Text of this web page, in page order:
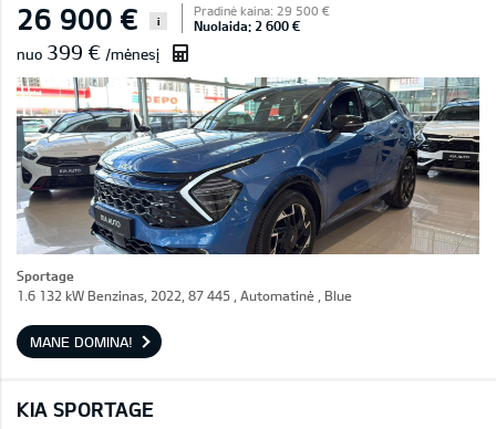
26 900 € i
Pradinė kaina: 29 500 €
Nuolaida: 2 600 €
nuo 399 € /mėnesį
Sportage
1.6 132 kW Benzinas, 2022, 87 445 , Automatinė , Blue
MANE DOMINA!
KIA SPORTAGE